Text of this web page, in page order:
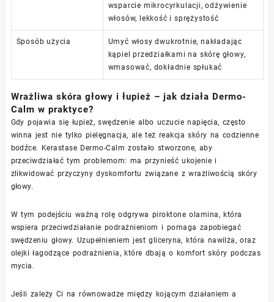
wsparcie mikrocyrkulacji, odżywienie
włosów, lekkość i sprężystość
Sposób użycia
Umyć włosy dwukrotnie, nakładając
kąpiel przedziałkami na skórę głowy,
wmasować, dokładnie spłukać
Wrażliwa skóra głowy i łupież – jak działa Dermo-
Calm w praktyce?
Gdy pojawia się łupież, swędzenie albo uczucie napięcia, często
winna jest nie tylko pielęgnacja, ale też reakcja skóry na codzienne
bodźce. Kerastase Dermo-Calm zostało stworzone, aby
przeciwdziałać tym problemom: ma przynieść ukojenie i
zlikwidować przyczyny dyskomfortu związane z wrażliwością skóry
głowy.
W tym podejściu ważną rolę odgrywa piroktone olamina, która
wspiera przeciwdziałanie podrażnieniom i pomaga zapobiegać
swędzeniu głowy. Uzupełnieniem jest gliceryna, która nawilża, oraz
olejki łagodzące podrażnienia, które dbają o komfort skóry podczas
mycia.
Jeśli zależy Ci na równowadze między kojącym działaniem a